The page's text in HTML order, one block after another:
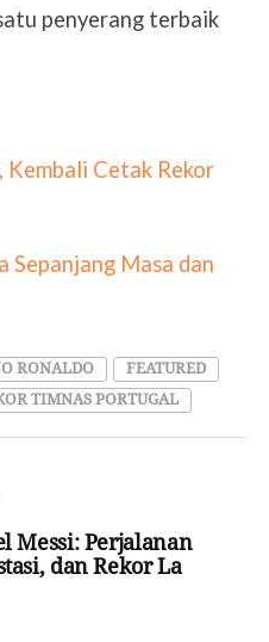
penyerang terbaik
Kembali Cetak Rekor
Sepanjang Masa dan
RONALDO
FEATURED
TIMNAS PORTUGAL
Messi: Perjalanan
dan Rekor La